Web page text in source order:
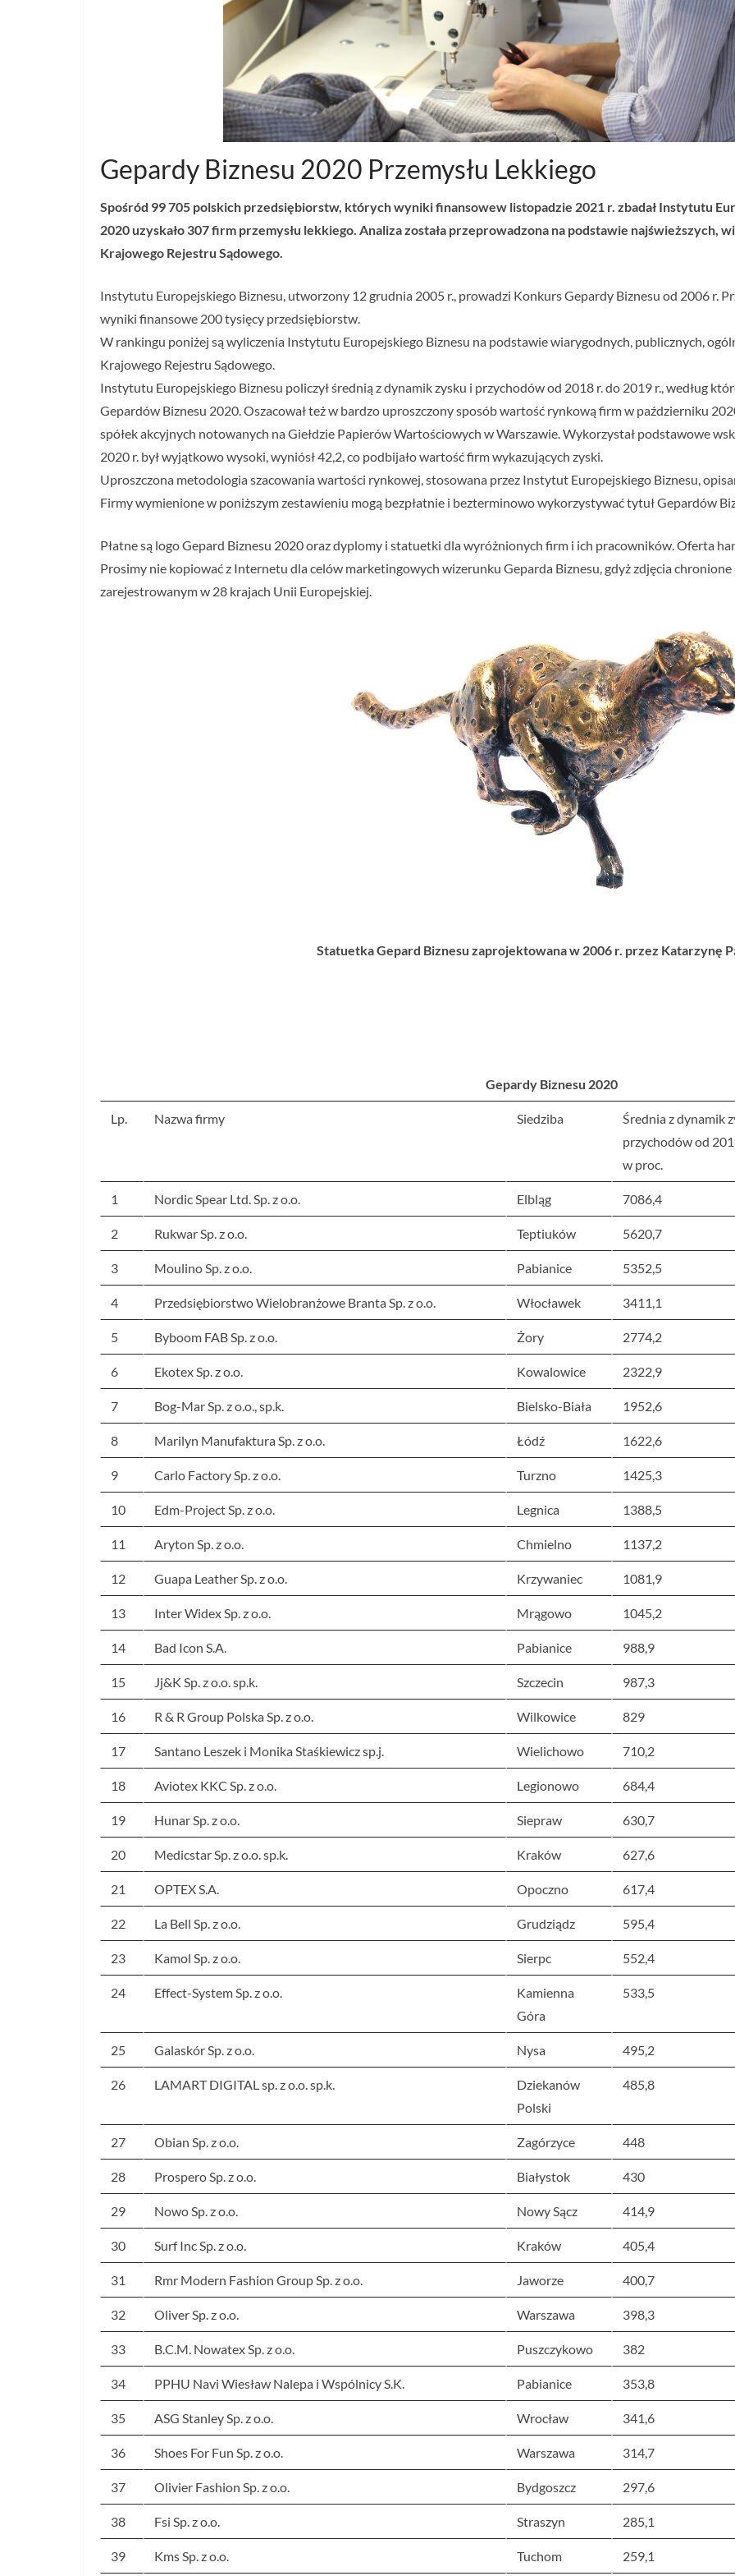
Gepardy Biznesu 2020 Przemysłu Lekkiego
Spośród 99 705 polskich przedsiębiorstw, których wyniki finansowew listopadzie 2021 r. zbadał Instytutu
2020 uzyskało 307 firm przemysłu lekkiego. Analiza została przeprowadzona na podstawie najświeższych,
Krajowego Rejestru Sądowego.
Instytutu Europejskiego Biznesu, utworzony 12 grudnia 2005 r., prowadzi Konkurs Gepardy Biznesu od 2006 r.
wyniki finansowe 200 tysięcy przedsiębiorstw.
W rankingu poniżej są wyliczenia Instytutu Europejskiego Biznesu na podstawie wiarygodnych, publicznych,
Krajowego Rejestru Sądowego.
Instytutu Europejskiego Biznesu policzył średnią z dynamik zysku i przychodów od 2018 r. do 2019 r., według
Gepardów Biznesu 2020. Oszacował też w bardzo uproszczony sposób wartość rynkową firm w październiku
spółek akcyjnych notowanych na Giełdzie Papierów Wartościowych w Warszawie. Wykorzystał podstawowe
2020 r. był wyjątkowo wysoki, wyniósł 42,2, co podbijało wartość firm wykazujących zyski.
Uproszczona metodologia szacowania wartości rynkowej, stosowana przez Instytut Europejskiego Biznesu,
Firmy wymienione w poniższym zestawieniu mogą bezpłatnie i bezterminowo wykorzystywać tytuł Gepardów
Płatne są logo Gepard Biznesu 2020 oraz dyplomy i statuetki dla wyróżnionych firm i ich pracowników. Oferta
Prosimy nie kopiować z Internetu dla celów marketingowych wizerunku Geparda Biznesu, gdyż zdjęcia
zarejestrowanym w 28 krajach Unii Europejskiej.
Statuetka Gepard Biznesu zaprojektowana w 2006 r. przez Katarzynę
Gepardy Biznesu 2020
Lp. Nazwa firmy Siedziba
Średnia z dynamik
przychodów od
w proc.
1 Nordic Spear Ltd. Sp. z o.o. Elbląg 7086,4
2 Rukwar Sp. z o.o. Teptiuków 5620,7
3 Moulino Sp. z o.o. Pabianice 5352,5
4 Przedsiębiorstwo Wielobranżowe Branta Sp. z o.o. Włocławek 3411,1
5 Byboom FAB Sp. z o.o. Żory 2774,2
6 Ekotex Sp. z o.o. Kowalowice 2322,9
7 Bog-Mar Sp. z o.o., sp.k. Bielsko-Biała 1952,6
8 Marilyn Manufaktura Sp. z o.o. Łódź 1622,6
9 Carlo Factory Sp. z o.o. Turzno 1425,3
10 Edm-Project Sp. z o.o. Legnica 1388,5
11 Aryton Sp. z o.o. Chmielno 1137,2
12 Guapa Leather Sp. z o.o. Krzywaniec 1081,9
13 Inter Widex Sp. z o.o. Mrągowo 1045,2
14 Bad Icon S.A. Pabianice 988,9
15 Jj&K Sp. z o.o. sp.k. Szczecin 987,3
16 R & R Group Polska Sp. z o.o. Wilkowice 829
17 Santano Leszek i Monika Staśkiewicz sp.j. Wielichowo 710,2
18 Aviotex KKC Sp. z o.o. Legionowo 684,4
19 Hunar Sp. z o.o. Siepraw 630,7
20 Medicstar Sp. z o.o. sp.k. Kraków 627,6
21 OPTEX S.A. Opoczno 617,4
22 La Bell Sp. z o.o. Grudziądz 595,4
23 Kamol Sp. z o.o. Sierpc 552,4
24 Effect-System Sp. z o.o.
Kamienna
Góra
533,5
25 Galaskór Sp. z o.o. Nysa 495,2
26 LAMART DIGITAL sp. z o.o. sp.k.
Dziekanów
Polski
485,8
27 Obian Sp. z o.o. Zagórzyce 448
28 Prospero Sp. z o.o. Białystok 430
29 Nowo Sp. z o.o. Nowy Sącz 414,9
30 Surf Inc Sp. z o.o. Kraków 405,4
31 Rmr Modern Fashion Group Sp. z o.o. Jaworze 400,7
32 Oliver Sp. z o.o. Warszawa 398,3
33 B.C.M. Nowatex Sp. z o.o. Puszczykowo 382
34 PPHU Navi Wiesław Nalepa i Wspólnicy S.K. Pabianice 353,8
35 ASG Stanley Sp. z o.o. Wrocław 341,6
36 Shoes For Fun Sp. z o.o. Warszawa 314,7
37 Olivier Fashion Sp. z o.o. Bydgoszcz 297,6
38 Fsi Sp. z o.o. Straszyn 285,1
39 Kms Sp. z o.o. Tuchom 259,1